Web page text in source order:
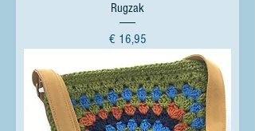
Rugzak
Prijs
€ 16,95